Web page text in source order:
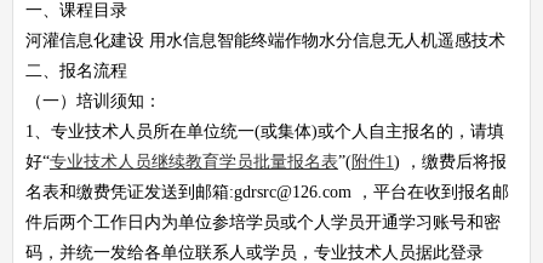
一、课程目录
河灌信息化建设 用水信息智能终端作物水分信息无人机遥感技术
二、报名流程
（一）培训须知：
1、专业技术人员所在单位统一(或集体)或个人自主报名的，请填
好“专业技术人员继续教育学员批量报名表”(附件1) ，缴费后将报
名表和缴费凭证发送到邮箱:gdrsrc@126.com ，平台在收到报名邮
件后两个工作日内为单位参培学员或个人学员开通学习账号和密
码，并统一发给各单位联系人或学员，专业技术人员据此登录